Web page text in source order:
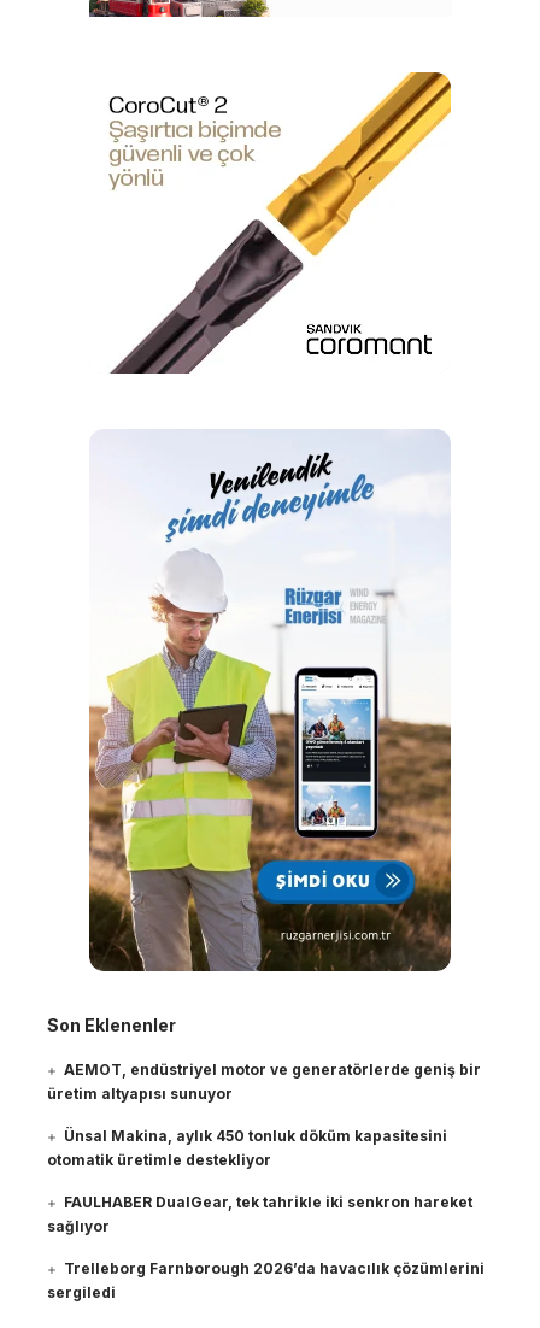
Son Eklenenler
AEMOT, endüstriyel motor ve generatörlerde geniş bir
üretim altyapısı sunuyor
Ünsal Makina, aylık 450 tonluk döküm kapasitesini
otomatik üretimle destekliyor
FAULHABER DualGear, tek tahrikle iki senkron hareket
sağlıyor
Trelleborg Farnborough 2026’da havacılık çözümlerini
sergiledi